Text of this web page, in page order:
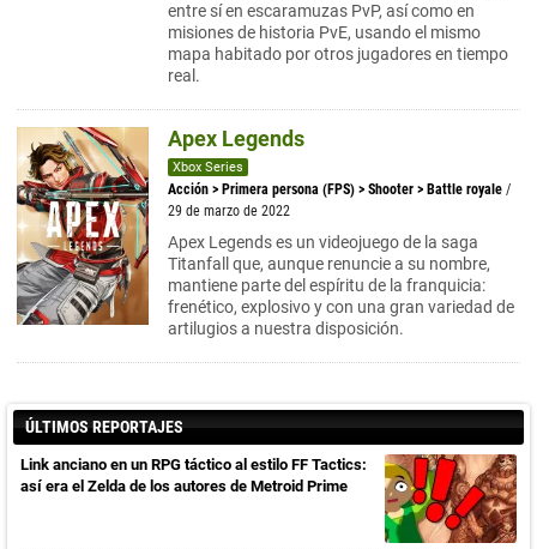
entre sí en escaramuzas PvP, así como en
misiones de historia PvE, usando el mismo
mapa habitado por otros jugadores en tiempo
real.
Apex Legends
Xbox Series
Acción > Primera persona (FPS) > Shooter > Battle royale /
29 de marzo de 2022
Apex Legends es un videojuego de la saga
Titanfall que, aunque renuncie a su nombre,
mantiene parte del espíritu de la franquicia:
frenético, explosivo y con una gran variedad de
artilugios a nuestra disposición.
ÚLTIMOS REPORTAJES
Link anciano en un RPG táctico al estilo FF Tactics:
así era el Zelda de los autores de Metroid Prime